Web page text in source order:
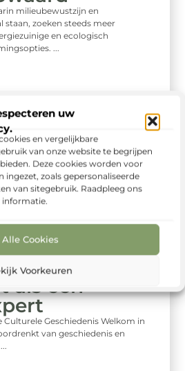
uw
en vergelijkbare
van onze website te begrijpen
Deze cookies worden voor
ingezet, zoals gepersonaliseerde
van sitegebruik. Raadpleeg ons
Alle Cookies
Voorkeuren
milieubewustzijn en
staan, zoeken steeds meer
en ecologisch
...
Kunst in
als een
Culturele Geschiedenis Welkom in
van geschiedenis en